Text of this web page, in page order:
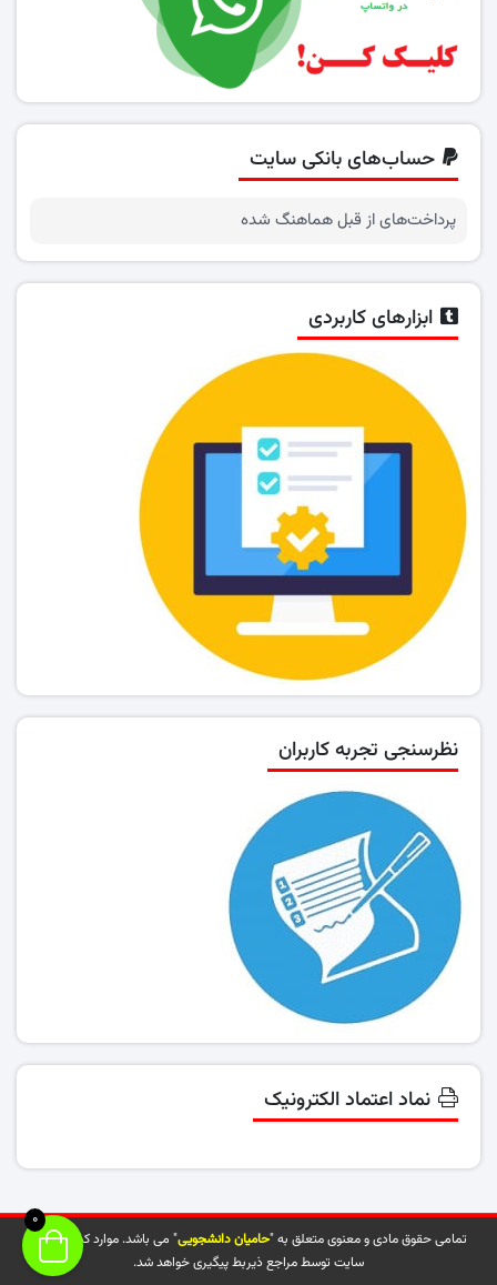
حساب‌های بانکی سایت
پرداخت‌های از قبل هماهنگ شده
ابزارهای کاربردی
نظرسنجی تجربه کاربران
نماد اعتماد الکترونیک
تمامی حقوق مادی و معنوی متعلق به "حامیان دانشجویی" می باشد. موارد کپی شده از
سایت توسط مراجع ذیربط پیگیری خواهد شد.
0